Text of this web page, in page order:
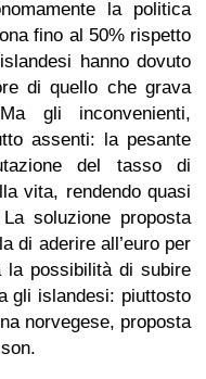
la politica
fino al 50% rispetto
hanno dovuto
di quello che grava
gli inconvenienti,
assenti: la pesante
del tasso di
vita, rendendo quasi
soluzione proposta
di aderire all’euro per
la possibilità di subire
gli islandesi: piuttosto
norvegese, proposta